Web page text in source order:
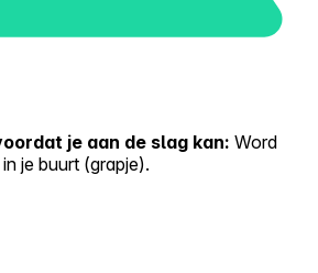
je aan de slag kan: Word
je buurt (grapje).